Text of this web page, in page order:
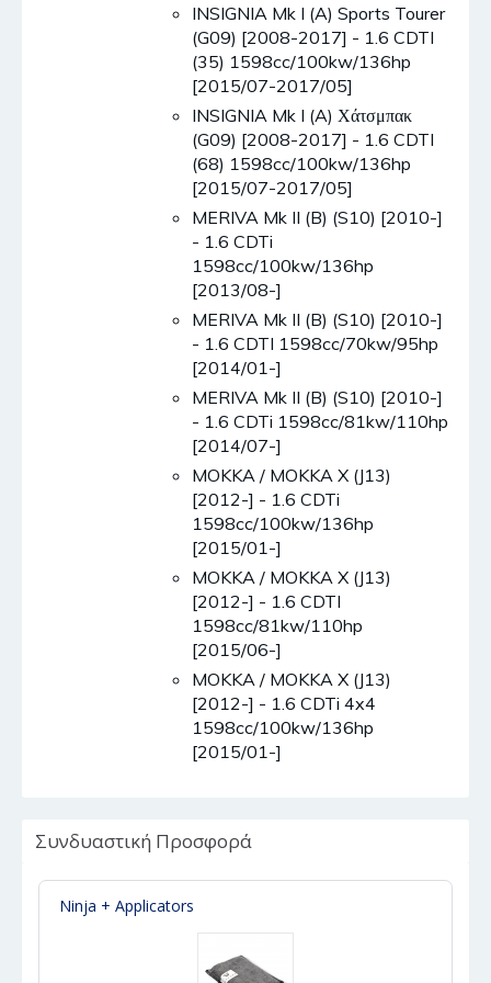
INSIGNIA Mk I (A) Sports Tourer
(G09) [2008-2017] - 1.6 CDTI
(35) 1598cc/100kw/136hp
[2015/07-2017/05]
INSIGNIA Mk I (A) Χάτσμπακ
(G09) [2008-2017] - 1.6 CDTI
(68) 1598cc/100kw/136hp
[2015/07-2017/05]
MERIVA Mk II (B) (S10) [2010-]
- 1.6 CDTi
1598cc/100kw/136hp
[2013/08-]
MERIVA Mk II (B) (S10) [2010-]
- 1.6 CDTI 1598cc/70kw/95hp
[2014/01-]
MERIVA Mk II (B) (S10) [2010-]
- 1.6 CDTi 1598cc/81kw/110hp
[2014/07-]
MOKKA / MOKKA X (J13)
[2012-] - 1.6 CDTi
1598cc/100kw/136hp
[2015/01-]
MOKKA / MOKKA X (J13)
[2012-] - 1.6 CDTI
1598cc/81kw/110hp
[2015/06-]
MOKKA / MOKKA X (J13)
[2012-] - 1.6 CDTi 4x4
1598cc/100kw/136hp
[2015/01-]
Συνδυαστική Προσφορά
Ninja + Applicators